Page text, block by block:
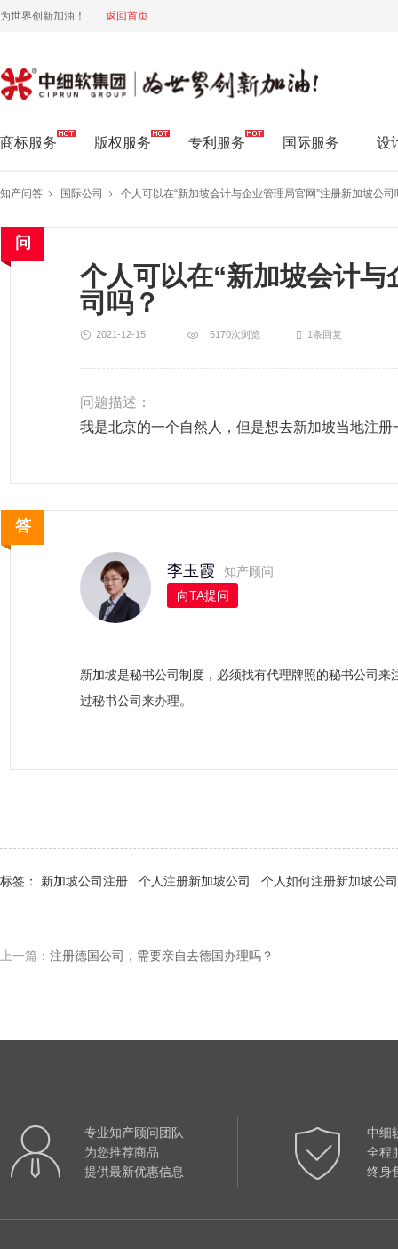
为世界创新加油！ 返回首页
中细软集团 为世界创新加油!
商标服务 版权服务 专利服务 国际服务 设
知产问答 国际公司 个人可以在“新加坡会计与企业管理局官网”注册新加坡公司
个人可以在“新加坡会计
司吗？
2021-12-15 5170次浏览 1条回复
问题描述：
我是北京的一个自然人，但是想去新加坡当地注
李玉霞
知产顾问
向TA提问
新加坡是秘书公司制度，必须找有代理牌照的秘书公司
过秘书公司来办理。
标签： 新加坡公司注册 个人注册新加坡公司 个人如何注册新加坡公司
上一篇： 注册德国公司，需要亲自去德国办理吗？
专业知产顾问团队
为您推荐商品
提供最新优惠信息
中细
全程
终身